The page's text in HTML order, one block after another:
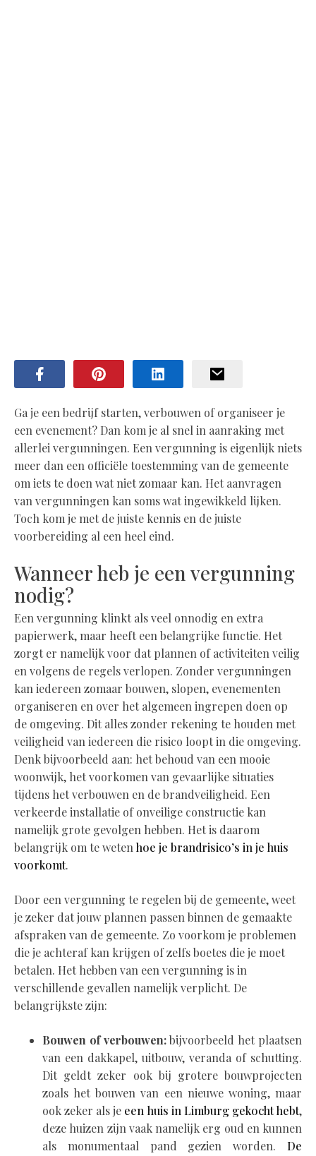
Ga je een bedrijf starten, verbouwen of organiseer je
een evenement? Dan kom je al snel in aanraking met
allerlei vergunningen. Een vergunning is eigenlijk niets
meer dan een officiële toestemming van de gemeente
om iets te doen wat niet zomaar kan. Het aanvragen
van vergunningen kan soms wat ingewikkeld lijken.
Toch kom je met de juiste kennis en de juiste
voorbereiding al een heel eind.
Wanneer heb je een vergunning
nodig?
Een vergunning klinkt als veel onnodig en extra
papierwerk, maar heeft een belangrijke functie. Het
zorgt er namelijk voor dat plannen of activiteiten veilig
en volgens de regels verlopen. Zonder vergunningen
kan iedereen zomaar bouwen, slopen, evenementen
organiseren en over het algemeen ingrepen doen op
de omgeving. Dit alles zonder rekening te houden met
veiligheid van iedereen die risico loopt in die omgeving.
Denk bijvoorbeeld aan: het behoud van een mooie
woonwijk, het voorkomen van gevaarlijke situaties
tijdens het verbouwen en de brandveiligheid. Een
verkeerde installatie of onveilige constructie kan
namelijk grote gevolgen hebben. Het is daarom
belangrijk om te weten hoe je brandrisico’s in je huis
voorkomt.
Door een vergunning te regelen bij de gemeente, weet
je zeker dat jouw plannen passen binnen de gemaakte
afspraken van de gemeente. Zo voorkom je problemen
die je achteraf kan krijgen of zelfs boetes die je moet
betalen. Het hebben van een vergunning is in
verschillende gevallen namelijk verplicht. De
belangrijkste zijn:
Bouwen of verbouwen:bijvoorbeeld het plaatsen
van een dakkapel, uitbouw, veranda of schutting.
Dit geldt zeker ook bij grotere bouwprojecten
zoals het bouwen van een nieuwe woning, maar
ook zeker als je een huis in Limburg gekocht hebt,
deze huizen zijn vaak namelijk erg oud en kunnen
als monumentaal pand gezien worden. De